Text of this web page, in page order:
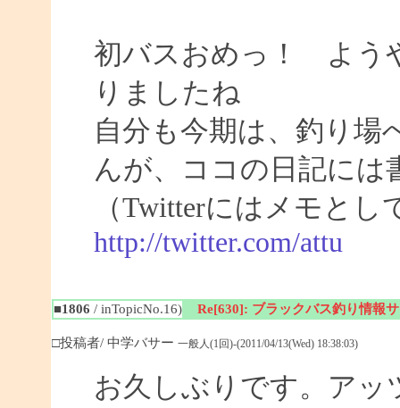
初バスおめっ！ よう
りましたね
自分も今期は、釣り場
んが、ココの日記には
（Twitterにはメモと
http://twitter.com/attu
■1806 / inTopicNo.16) Re[630]: ブラックバス釣り情報
□投稿者/ 中学バサー 一般人(1回)-(2011/04/13(Wed) 18:38:03)
お久しぶりです。アッ